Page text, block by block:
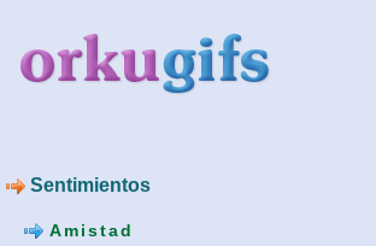
Sentimientos
Amistad